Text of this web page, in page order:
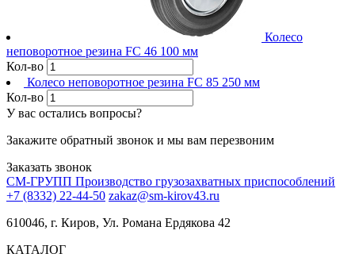
Колесо
неповоротное резина FC 46 100 мм
Кол-во
Колесо неповоротное резина FC 85 250 мм
Кол-во
У вас остались вопросы?
Закажите обратный звонок и мы вам перезвоним
Заказать звонок
СМ-ГРУПП Производство грузозахватных приспособлений
+7 (8332) 22-44-50 zakaz@sm-kirov43.ru
610046, г. Киров, Ул. Романа Ердякова 42
КАТАЛОГ